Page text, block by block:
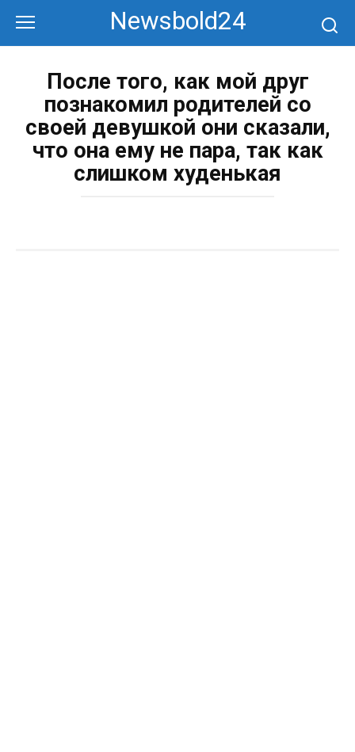
контенту
Newsbold24
После того, как мой друг
познакомил родителей со
своей девушкой они сказали,
что она ему не пара, так как
слишком худенькая